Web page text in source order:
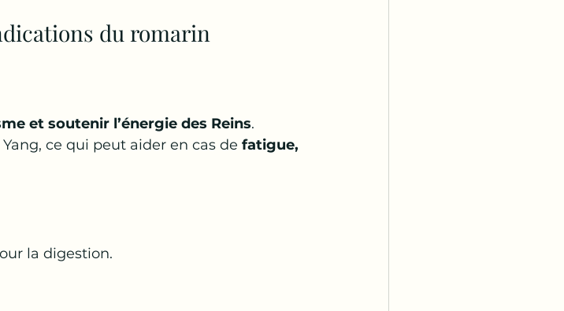
du romarin
et soutenir l’énergie des Reins.
ce qui peut aider en cas de fatigue,
la digestion.